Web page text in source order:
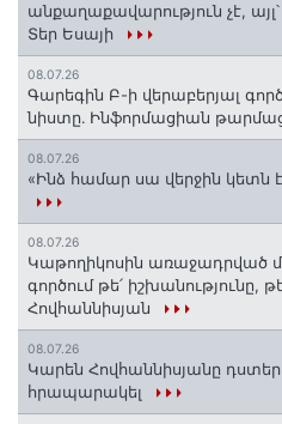
անքաղաքավարություն չէ,
Տեր Եսայի
08.07.26
Գարեգին Բ-ի վերաբերյալ
նիստը․ Ինֆորմացիան
08.07.26
«Ինձ համար սա վերջին կետն
08.07.26
Կաթողիկոսին առաջադրված
գործում թե՛ իշխանությունը,
Հովհաննիսյան
08.07.26
Կարեն Հովհաննիսյանը
հրապարակել